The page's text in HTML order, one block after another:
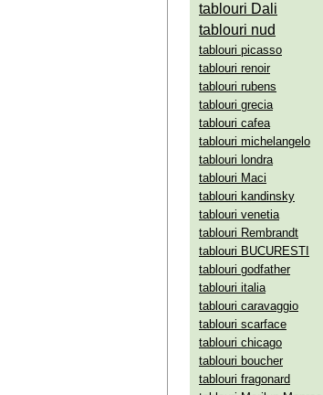
tablouri Dali
tablouri nud
tablouri picasso
tablouri renoir
tablouri rubens
tablouri grecia
tablouri cafea
tablouri michelangelo
tablouri londra
tablouri Maci
tablouri kandinsky
tablouri venetia
tablouri Rembrandt
tablouri BUCURESTI
tablouri godfather
tablouri italia
tablouri caravaggio
tablouri scarface
tablouri chicago
tablouri boucher
tablouri fragonard